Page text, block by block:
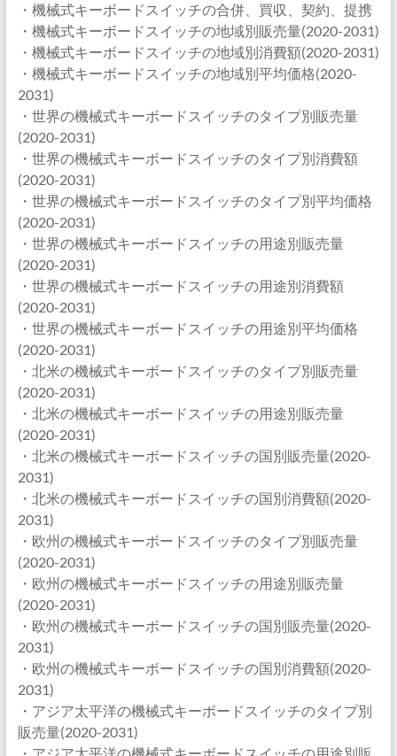
・機械式キーボードスイッチの合併、買収、契約、提携
・機械式キーボードスイッチの地域別販売量(2020-2031)
・機械式キーボードスイッチの地域別消費額(2020-2031)
・機械式キーボードスイッチの地域別平均価格(2020-
2031)
・世界の機械式キーボードスイッチのタイプ別販売量
(2020-2031)
・世界の機械式キーボードスイッチのタイプ別消費額
(2020-2031)
・世界の機械式キーボードスイッチのタイプ別平均価格
(2020-2031)
・世界の機械式キーボードスイッチの用途別販売量
(2020-2031)
・世界の機械式キーボードスイッチの用途別消費額
(2020-2031)
・世界の機械式キーボードスイッチの用途別平均価格
(2020-2031)
・北米の機械式キーボードスイッチのタイプ別販売量
(2020-2031)
・北米の機械式キーボードスイッチの用途別販売量
(2020-2031)
・北米の機械式キーボードスイッチの国別販売量(2020-
2031)
・北米の機械式キーボードスイッチの国別消費額(2020-
2031)
・欧州の機械式キーボードスイッチのタイプ別販売量
(2020-2031)
・欧州の機械式キーボードスイッチの用途別販売量
(2020-2031)
・欧州の機械式キーボードスイッチの国別販売量(2020-
2031)
・欧州の機械式キーボードスイッチの国別消費額(2020-
2031)
・アジア太平洋の機械式キーボードスイッチのタイプ別
販売量(2020-2031)